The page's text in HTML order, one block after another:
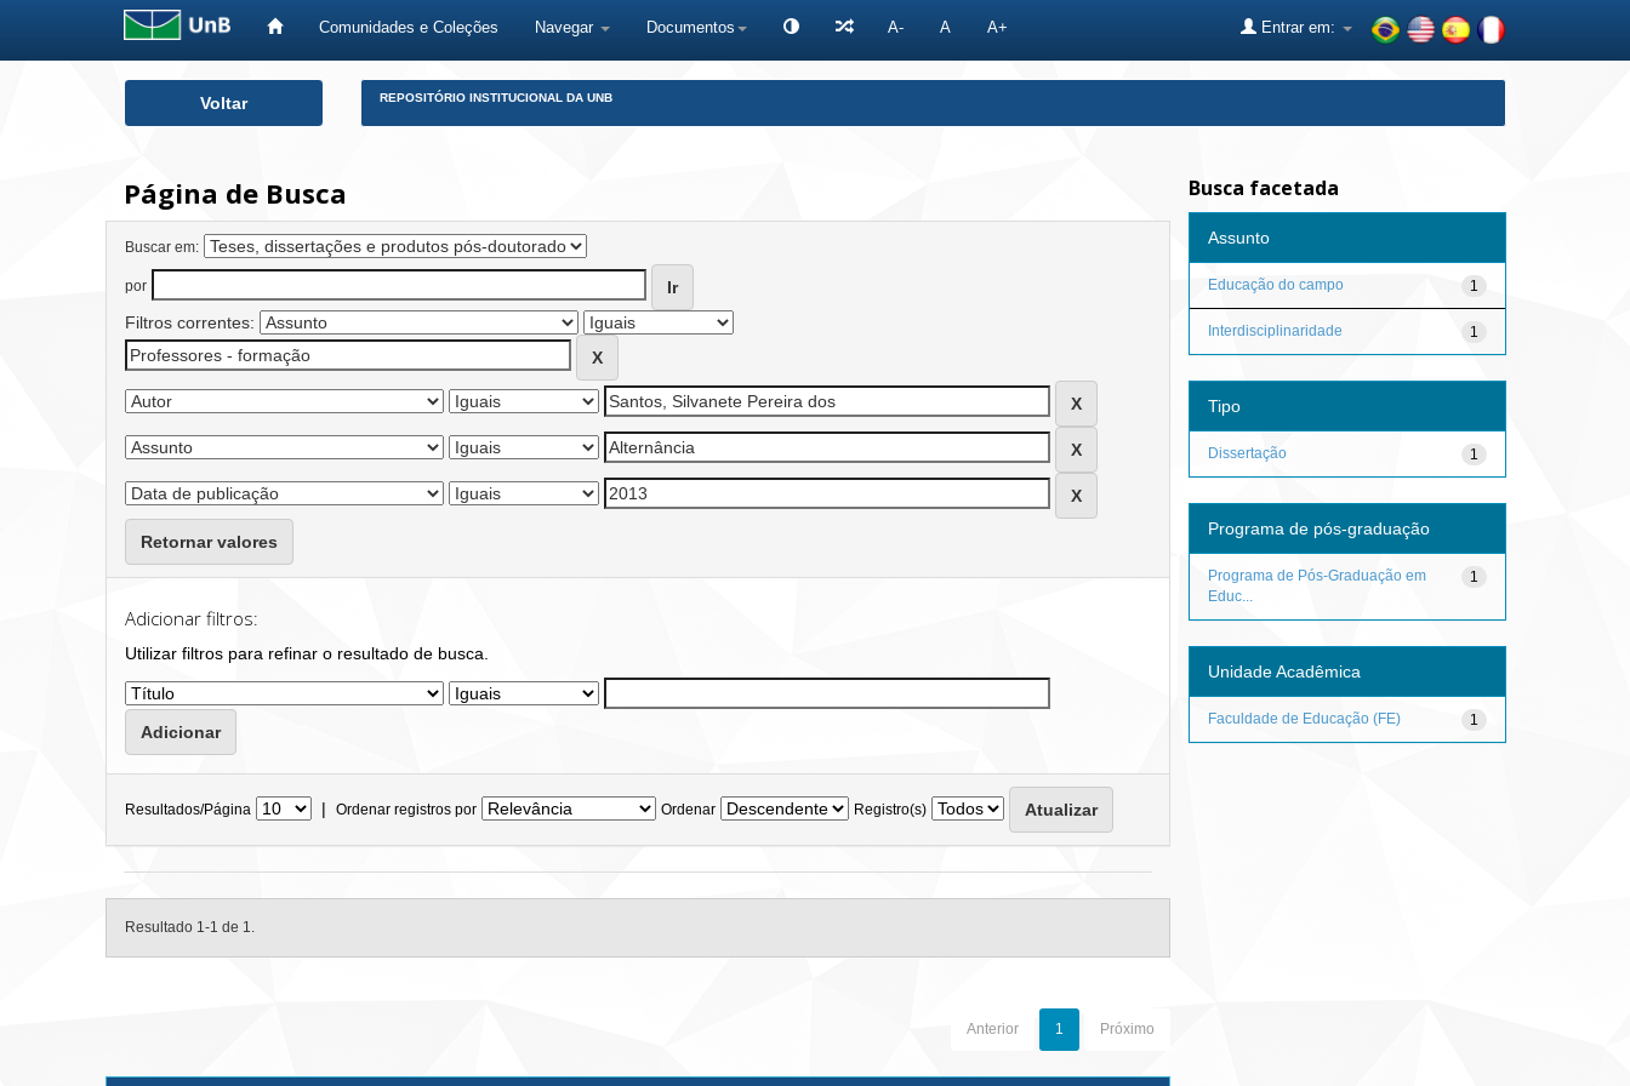
Comunidades e Coleções Navegar Documentos A- A A+ Entrar em:
Voltar REPOSITÓRIO INSTITUCIONAL DA UNB
Página de Busca
Buscar em:
por
Filtros correntes:
Retornar valores
Adicionar filtros:
Utilizar filtros para refinar o resultado de busca.
Resultados/Página | Ordenar registros por Ordenar Registro(s)
Resultado 1-1 de 1.
Anterior 1 Próximo
Busca facetada
Assunto
1
Educação do campo
1
Interdisciplinaridade
Tipo
1
Dissertação
Programa de pós-graduação
1
Programa de Pós-Graduação em
Educ...
Unidade Acadêmica
1
Faculdade de Educação (FE)